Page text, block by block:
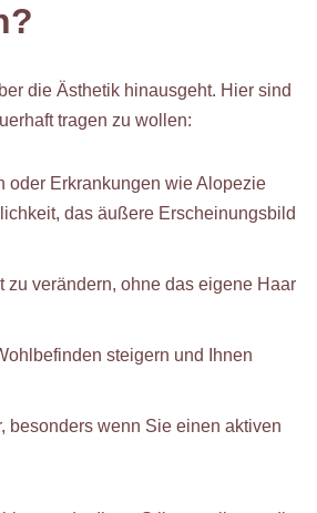
die Ästhetik hinausgeht. Hier sind
tragen zu wollen:
oder Erkrankungen wie Alopezie
das äußere Erscheinungsbild
verändern, ohne das eigene Haar
steigern und Ihnen
besonders wenn Sie einen aktiven